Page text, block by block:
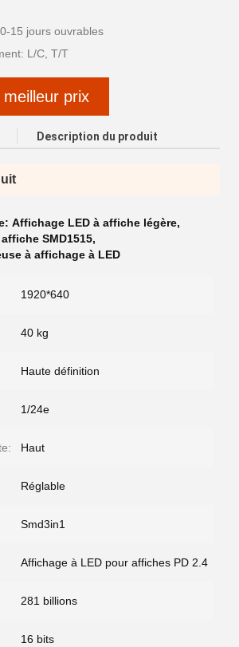
15 jours ouvrables
L/C, T/T
prix
Description du produit
Affichage LED à affiche légère,
SMD1515,
à affichage à LED
1920*640
40 kg
Haute définition
1/24e
Haut
Réglable
Smd3in1
Affichage à LED pour affiches PD 2.4
281 billions
16 bits